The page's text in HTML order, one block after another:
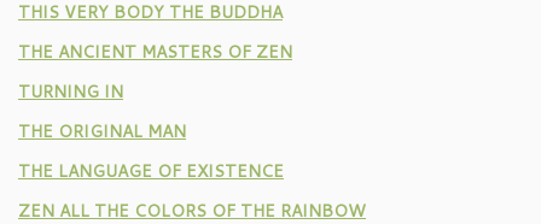
THIS VERY BODY THE BUDDHA
THE ANCIENT MASTERS OF ZEN
TURNING IN
THE ORIGINAL MAN
THE LANGUAGE OF EXISTENCE
ZEN ALL THE COLORS OF THE RAINBOW